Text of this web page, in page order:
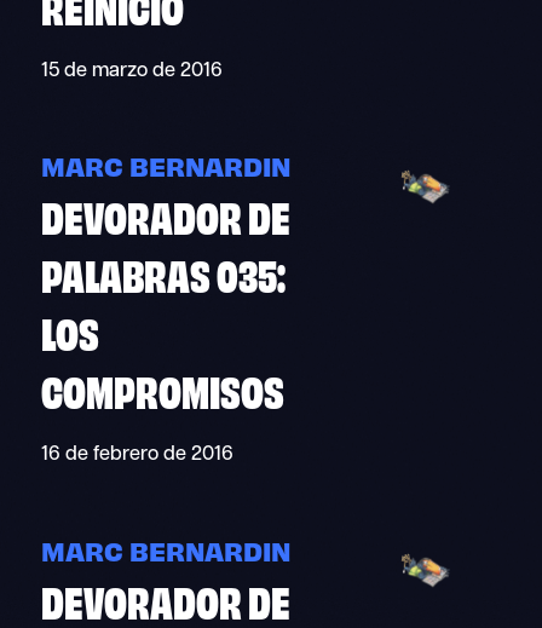
15 de marzo de 2016
MARC BERNARDIN
DEVORADOR DE
PALABRAS 035:
LOS
COMPROMISOS
16 de febrero de 2016
MARC BERNARDIN
DEVORADOR DE